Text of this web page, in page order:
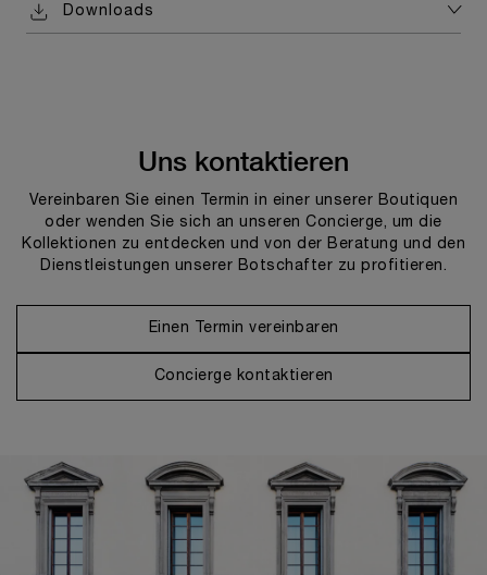
Downloads
Uns kontaktieren
Vereinbaren Sie einen Termin in einer unserer Boutiquen
oder wenden Sie sich an unseren Concierge, um die
Kollektionen zu entdecken und von der Beratung und den
Dienstleistungen unserer Botschafter zu profitieren.
Einen Termin vereinbaren
Concierge kontaktieren